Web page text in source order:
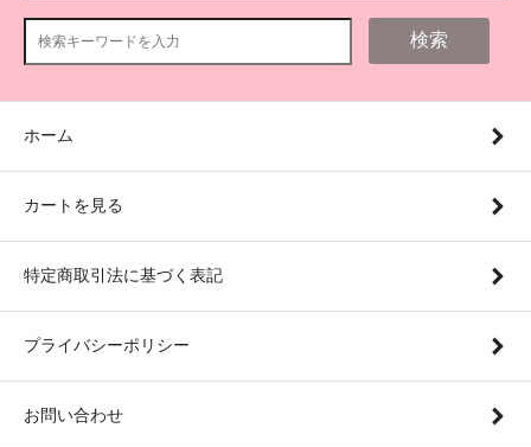
検索
ホーム
カートを見る
特定商取引法に基づく表記
プライバシーポリシー
お問い合わせ